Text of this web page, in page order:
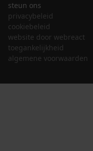
steun ons
privacybeleid
cookiebeleid
website door webreact
toegankelijkheid
algemene voorwaarden